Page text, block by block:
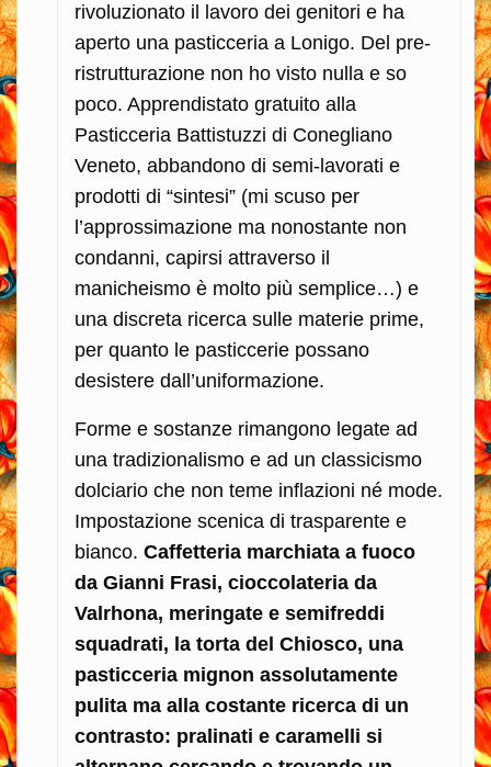
rivoluzionato il lavoro dei genitori e ha
aperto una pasticceria a Lonigo. Del pre-
ristrutturazione non ho visto nulla e so
poco. Apprendistato gratuito alla
Pasticceria Battistuzzi di Conegliano
Veneto, abbandono di semi-lavorati e
prodotti di “sintesi” (mi scuso per
l’approssimazione ma nonostante non
condanni, capirsi attraverso il
manicheismo è molto più semplice…) e
una discreta ricerca sulle materie prime,
per quanto le pasticcerie possano
desistere dall’uniformazione.
Forme e sostanze rimangono legate ad
una tradizionalismo e ad un classicismo
dolciario che non teme inflazioni né mode.
Impostazione scenica di trasparente e
bianco. Caffetteria marchiata a fuoco
da Gianni Frasi, cioccolateria da
Valrhona, meringate e semifreddi
squadrati, la torta del Chiosco, una
pasticceria mignon assolutamente
pulita ma alla costante ricerca di un
contrasto: pralinati e caramelli si